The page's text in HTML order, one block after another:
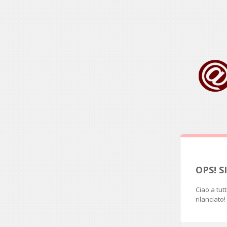
OPS!
Ciao a
rilanciato!